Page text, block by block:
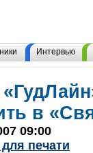
Интервью
в
09:00
печати